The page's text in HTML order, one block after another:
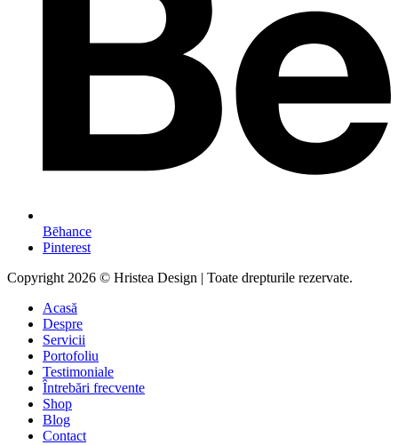
Bēhance
Pinterest
Copyright 2026 © Hristea Design | Toate drepturile rezervate.
Acasă
Despre
Servicii
Portofoliu
Testimoniale
Întrebări frecvente
Shop
Blog
Contact